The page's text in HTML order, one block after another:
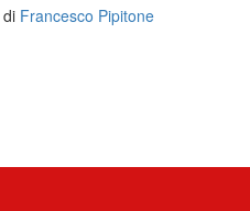
di Francesco Pipitone